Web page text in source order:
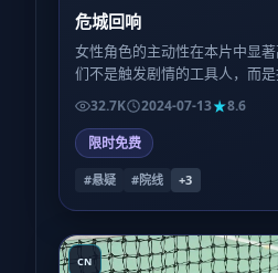
危城回响
女性角色的主动性在本片中显
们不是触发剧情的工具人，而
灰度的行动者；这一点在第三
落。
32.7K 2024-07-13
8.6
限时免费
#悬疑 #院线 +3
CN